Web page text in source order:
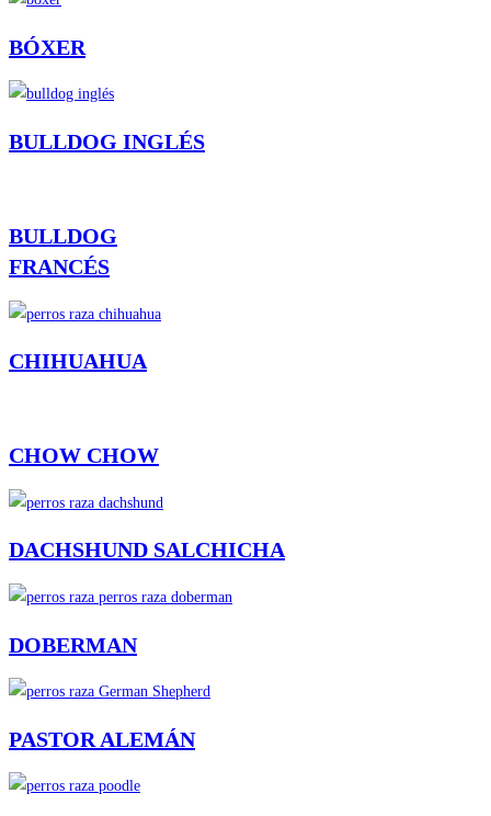
BÓXER
BULLDOG INGLÉS
BULLDOG
FRANCÉS
CHIHUAHUA
CHOW CHOW
DACHSHUND SALCHICHA
DOBERMAN
PASTOR ALEMÁN